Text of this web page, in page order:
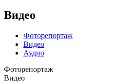
Видео
Фоторепортаж
Видео
Аудио
Фоторепортаж
Видео